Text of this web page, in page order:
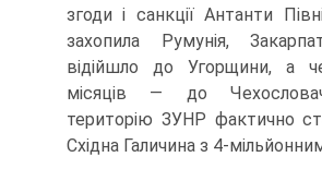
згоди і санкції Антанти
захопила Румунія,
відійшло до Угорщини, а
місяців — до
територію ЗУНР фактично
Східна Галичина з 4-